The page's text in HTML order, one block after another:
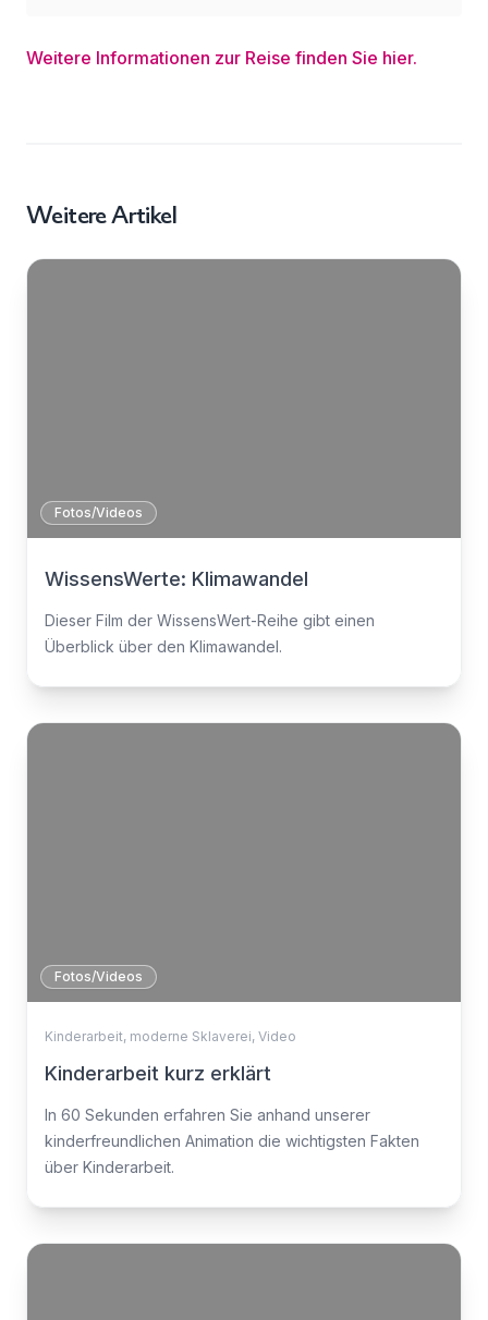
Weitere Informationen zur Reise finden Sie hier.
Weitere Artikel
Fotos/Videos
WissensWerte: Klimawandel
Dieser Film der WissensWert-Reihe gibt einen
Überblick über den Klimawandel.
Fotos/Videos
Kinderarbeit, moderne Sklaverei, Video
Kinderarbeit kurz erklärt
In 60 Sekunden erfahren Sie anhand unserer
kinderfreundlichen Animation die wichtigsten Fakten
über Kinderarbeit.